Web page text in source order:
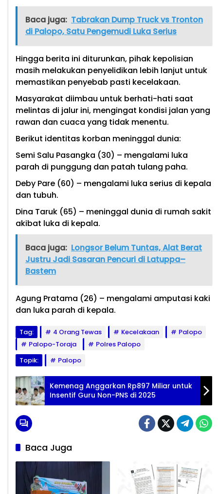
Baca juga: Tabrakan Dump Truck vs Tronton
di Palopo, Satu Pengemudi Luka Serius
Hingga berita ini diturunkan, pihak kepolisian
masih melakukan penyelidikan lebih lanjut untuk
memastikan penyebab pasti kecelakaan.
Masyarakat diimbau untuk berhati-hati saat
melintas di jalur ini, mengingat kondisi jalan yang
rawan dan cuaca yang tidak menentu.
Berikut identitas korban meninggal dunia:
Semi Salu Pasangka (30) – mengalami luka
parah di punggung dan patah tulang paha.
Deby Pare (60) – mengalami luka serius di kepala
dan tubuh.
Dina Taruk (65) – meninggal dunia di rumah sakit
akibat luka di kepala.
Baca juga: Longsor Belum Tuntas, Alat Berat
Justru Jadi Sasaran Pencuri di Latuppa–
Bastem
Agung Pratama (26) – mengalami amputasi kaki
dan luka parah di kepala.
Tag: 4 Orang Tewas Kecelakaan
Palopo
Palopo-Toraja
Polres Palopo
Topik:
Palopo
Kemenag Anggarkan Rp897 Miliar untuk
Insentif Guru Non-PNS di 2025
Baca Juga